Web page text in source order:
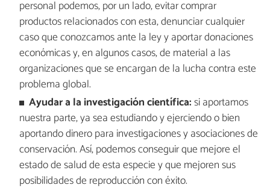
personal podemos, por un lado, evitar comprar
productos relacionados con esta, denunciar cualquier
caso que conozcamos ante la ley y aportar donaciones
económicas y, en algunos casos, de material a las
organizaciones que se encargan de la lucha contra este
problema global.
Ayudar a la investigación científica:si aportamos
nuestra parte, ya sea estudiando y ejerciendo o bien
aportando dinero para investigaciones y asociaciones de
conservación. Así, podemos conseguir que mejore el
estado de salud de esta especie y que mejoren sus
posibilidades de reproducción con éxito.